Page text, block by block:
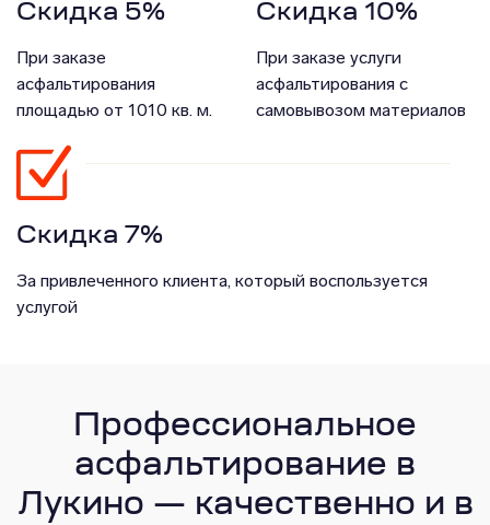
Скидка 5%
При заказе
асфальтирования
площадью от 1010 кв. м.
Скидка 10%
При заказе услуги
асфальтирования с
самовывозом материалов
Скидка 7%
За привлеченного клиента, который воспользуется
услугой
Профессиональное
асфальтирование в
Лукино — качественно и в